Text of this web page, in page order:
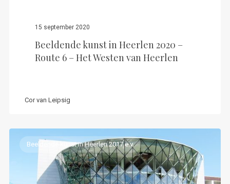
15 september 2020
Beeldende kunst in Heerlen 2020 –
Route 6 – Het Westen van Heerlen
Cor van Leipsig
Beeldende kunst in Heerlen 2017 e.v.